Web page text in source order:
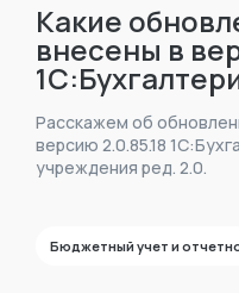
Какие
внесены в
учреждения
Расскажем об
версию 2.0.85.18
учреждения ред. 2.0.
Бюджетный учет и